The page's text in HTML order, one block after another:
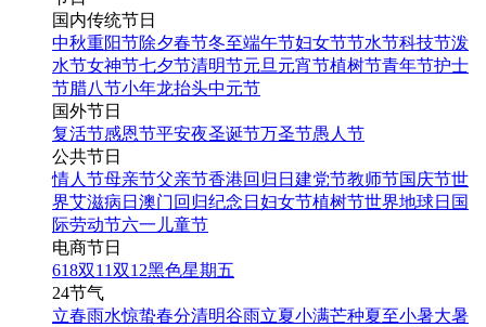
科技风双十一喜报战报海
报消费零售电商节促销科
技手机海报
找相似
手机海报
国内传统节日
中秋重阳节除夕春节冬至端午节妇女节节水节科技节泼
水节女神节七夕节清明节元旦 元宵节植树节青年节护士
节腊八节小年龙抬头中元节
国外节日
复活节感恩节平安夜圣诞节万圣节愚人节
公共节日
情人节母亲节父亲节香港回归日 建党节教师节国庆节世
界艾滋病日 澳门回归纪念日 妇女节植树节世界地球日 国
际劳动节六一儿童节
电商节日
618双11双12黑色星期五
24节气
立春雨水惊蛰春分清明谷雨立夏小满芒种夏至小暑大暑